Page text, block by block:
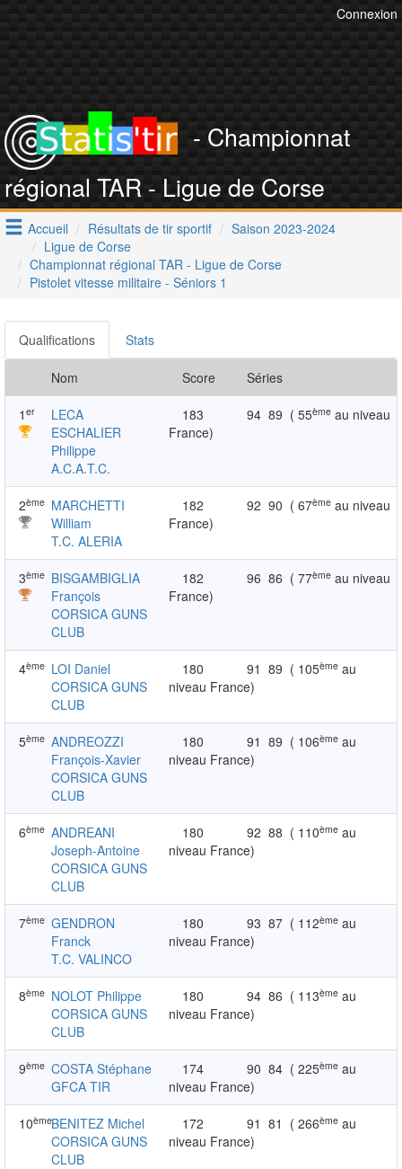
Connexion
- Championnat
régional TAR - Ligue de Corse
Accueil Résultats de tir sportif
Saison 2023-2024
Ligue de Corse
Championnat régional TAR - Ligue de Corse
Pistolet vitesse militaire - Séniors 1
Qualifications Stats
Nom Score Séries
1 er
LECA
ESCHALIER
Philippe
A.C.A.T.C.
183 94 89 ( 55ème au niveau
France)
2ème MARCHETTI
William
T.C. ALERIA
182 92 90 ( 67ème au niveau
France)
3ème BISGAMBIGLIA
François
CORSICA GUNS
CLUB
182 96 86 ( 77ème au niveau
France)
4ème LOI Daniel
CORSICA GUNS
CLUB
180 91 89 ( 105ème au
niveau France)
5ème ANDREOZZI
François-Xavier
CORSICA GUNS
CLUB
180 91 89 ( 106ème au
niveau France)
6ème ANDREANI
Joseph-Antoine
CORSICA GUNS
CLUB
180 92 88 ( 110ème au
niveau France)
7ème GENDRON
Franck
T.C. VALINCO
180 93 87 ( 112ème au
niveau France)
8ème NOLOT Philippe
CORSICA GUNS
CLUB
180 94 86 ( 113ème au
niveau France)
9ème COSTA Stéphane
GFCA TIR
174 90 84 ( 225ème au
niveau France)
10èmeBENITEZ Michel
CORSICA GUNS
CLUB
172 91 81 ( 266ème au
niveau France)